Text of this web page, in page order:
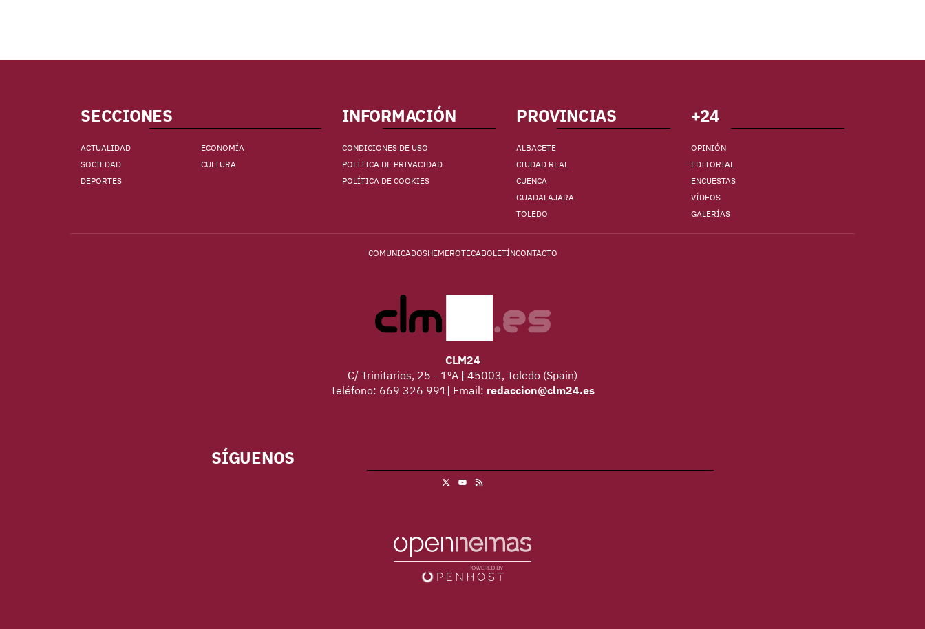
SECCIONES
ACTUALIDAD
ECONOMÍA
SOCIEDAD
CULTURA
DEPORTES
INFORMACIÓN
CONDICIONES DE USO
POLÍTICA DE PRIVACIDAD
POLÍTICA DE COOKIES
PROVINCIAS
ALBACETE
CIUDAD REAL
CUENCA
GUADALAJARA
TOLEDO
+24
OPINIÓN
EDITORIAL
ENCUESTAS
VÍDEOS
GALERÍAS
COMUNICADOSHEMEROTECABOLETÍNCONTACTO
CLM24
C/ Trinitarios, 25 - 1ºA | 45003, Toledo (Spain)
Teléfono: 669 326 991| Email: redaccion@clm24.es
SÍGUENOS